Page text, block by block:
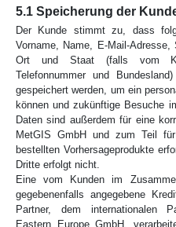
5.1 Speicherung der
Der Kunde stimmt zu, dass
Vorname, Name, E-Mail-
Ort und Staat (falls vom
Telefonnummer und
gespeichert werden, um ein
können und zukünftige Besuche
Daten sind außerdem für eine
MetGIS GmbH und zum Teil
bestellten Vorhersageprodukte
Dritte erfolgt nicht.
Eine vom Kunden im
gegebenenfalls angegebene
Partner, dem internationalen
Eastern Europe GmbH,